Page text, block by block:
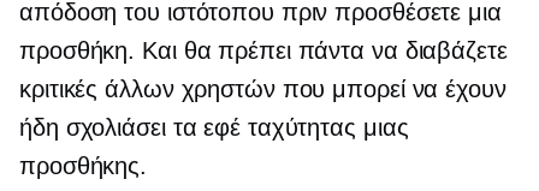
απόδοση του ιστότοπου πριν προσθέσετε μια
προσθήκη. Και θα πρέπει πάντα να διαβάζετε
κριτικές άλλων χρηστών που μπορεί να έχουν
ήδη σχολιάσει τα εφέ ταχύτητας μιας
προσθήκης.